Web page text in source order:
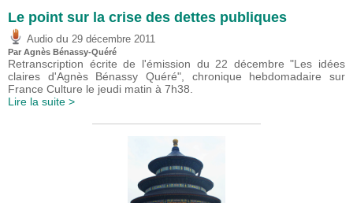
Le point sur la crise des dettes publiques
Audio du 29 décembre 2011
Par Agnès Bénassy-Quéré
Retranscription écrite de l'émission du 22 décembre "Les idées
claires d'Agnès Bénassy Quéré", chronique hebdomadaire sur
France Culture le jeudi matin à 7h38.
Lire la suite >